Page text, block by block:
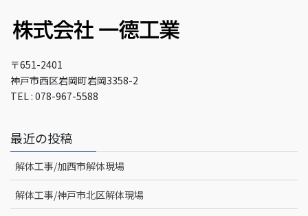
〒651-2401
神戸市西区岩岡町岩岡3358-2
TEL : 078-967-5588
最近の投稿
解体工事/加西市解体現場
解体工事/神戸市北区解体現場